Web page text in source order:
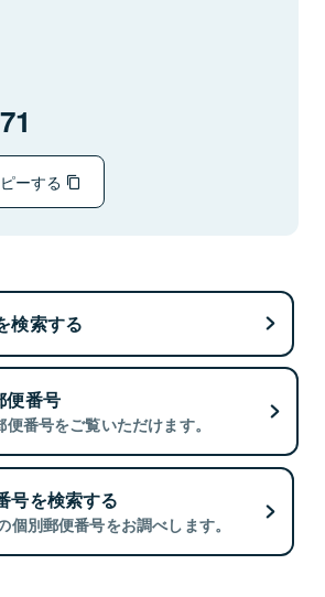
ーする
検索する
便番号
番号をご覧いただけます。
号を検索する
個別郵便番号をお調べします。